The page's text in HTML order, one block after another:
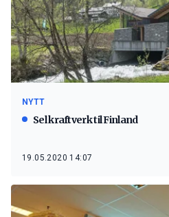
NYTT
Sel kraftverk til Finland
19.05.2020 14:07